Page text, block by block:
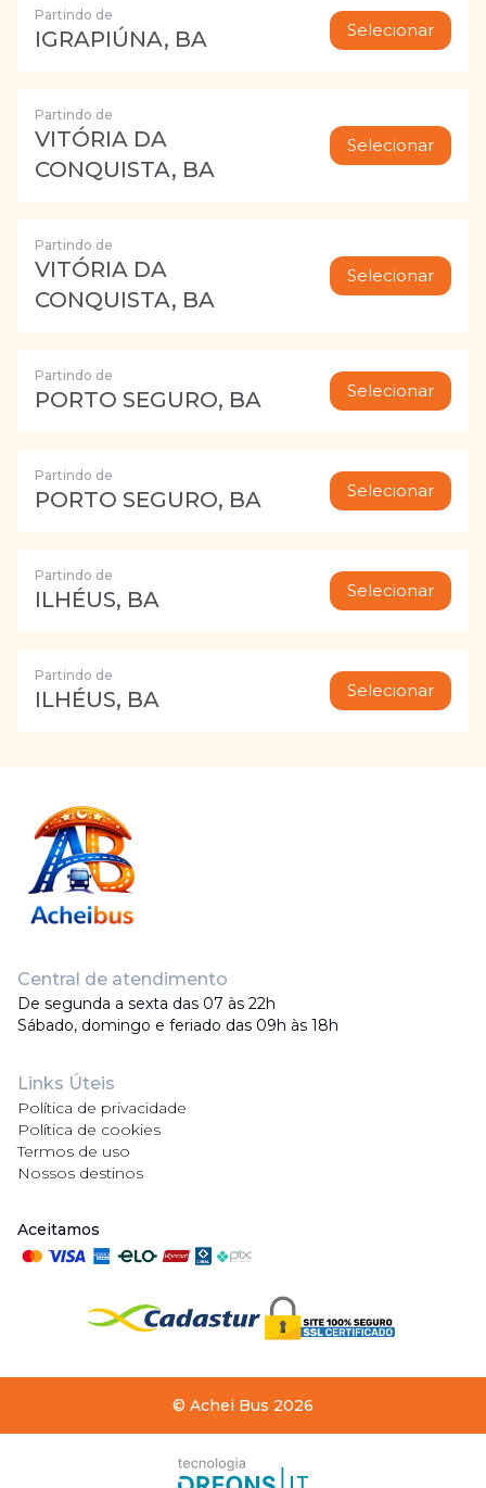
Partindo de
IGRAPIÚNA, BA Selecionar
Partindo de
VITÓRIA DA
CONQUISTA, BA
Selecionar
Partindo de
VITÓRIA DA
CONQUISTA, BA
Selecionar
Partindo de
PORTO SEGURO, BA Selecionar
Partindo de
PORTO SEGURO, BA Selecionar
Partindo de
ILHÉUS, BA Selecionar
Partindo de
ILHÉUS, BA Selecionar
Central de atendimento
De segunda a sexta das 07 às 22h
Sábado, domingo e feriado das 09h às 18h
Links Úteis
Política de privacidade
Política de cookies
Termos de uso
Nossos destinos
Aceitamos
© Achei Bus 2026